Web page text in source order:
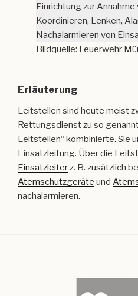
Einrichtung zur
Koordinieren, Lenken,
Nachalarmieren von
Bildquelle: Feuerwehr
Erläuterung
Leitstellen sind heute meist
Rettungsdienst zu so
Leitstellen“ kombinierte. Sie
Einsatzleitung. Über die
Einsatzleiterz. B. zusätzlich
Atemschutzgeräte und
nachalarmieren.